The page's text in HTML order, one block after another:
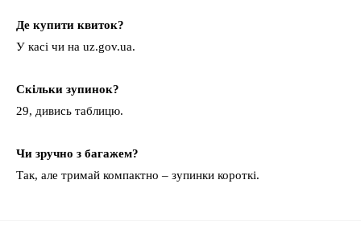
Де купити квиток?
У касі чи на uz.gov.ua.
Скільки зупинок?
29, дивись таблицю.
Чи зручно з багажем?
Так, але тримай компактно – зупинки короткі.